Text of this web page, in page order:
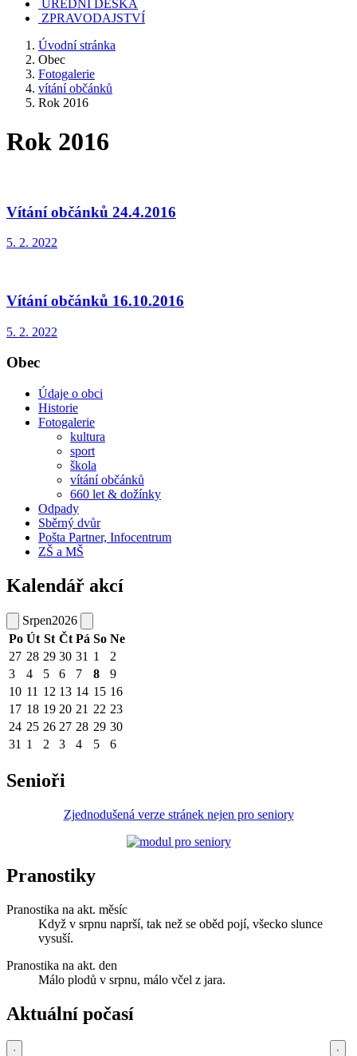
ÚŘEDNÍ DESKA
ZPRAVODAJSTVÍ
Úvodní stránka
Obec
Fotogalerie
vítání občánků
Rok 2016
Rok 2016
Vítání občánků 24.4.2016
5. 2. 2022
Vítání občánků 16.10.2016
5. 2. 2022
Obec
Údaje o obci
Historie
Fotogalerie
kultura
sport
škola
vítání občánků
660 let & dožínky
Odpady
Sběrný dvůr
Pošta Partner, Infocentrum
ZŠ a MŠ
Kalendář akcí
Srpen2026
Po Út St Čt Pá So Ne
27 28 29 30 31 1
2
3
4 5 6 7 8
9
10 11 12 13 14 15 16
17 18 19 20 21 22 23
24 25 26 27 28 29 30
31 1 2 3 4 5 6
Senioři
Zjednodušená verze stránek nejen pro seniory
Pranostiky
Pranostika na akt. měsíc
Když v srpnu naprší, tak než se oběd pojí, všecko slunce
vysuší.
Pranostika na akt. den
Málo plodů v srpnu, málo včel z jara.
Aktuální počasí